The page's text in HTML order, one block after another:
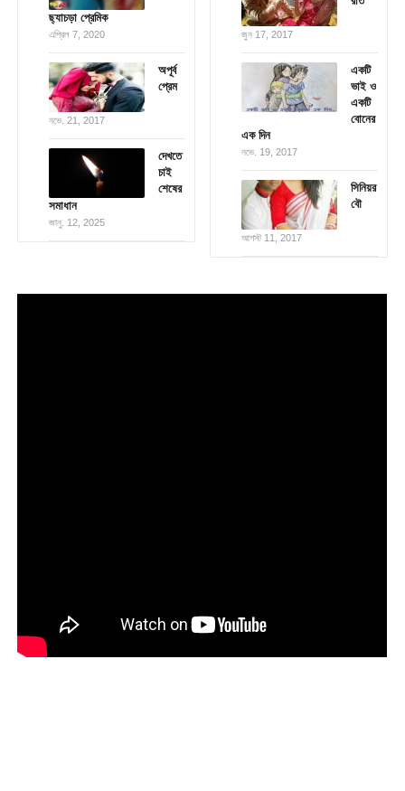
ছ্যাচড়া প্রেমিক
এপ্রিল 7, 2020
অপূর্ব
প্রেম
নভে. 21, 2017
দেখতে
চাই
শেষের
সমাধান
জানু. 12, 2025
জুন 17, 2017
একটি
ভাই ও
একটি
বোনের
এক দিন
নভে. 19, 2017
সিনিয়র
বৌ
আগস্ট 11, 2017